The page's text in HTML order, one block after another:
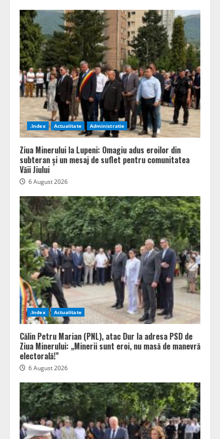
.Index Actualitate Administratie
Ziua Minerului la Lupeni: Omagiu adus eroilor din
subteran și un mesaj de suflet pentru comunitatea
Văii Jiului
6 August 2026
.Index Actualitate
Călin Petru Marian (PNL), atac Dur la adresa PSD de
Ziua Minerului: „Minerii sunt eroi, nu masă de manevră
electorală!”
6 August 2026